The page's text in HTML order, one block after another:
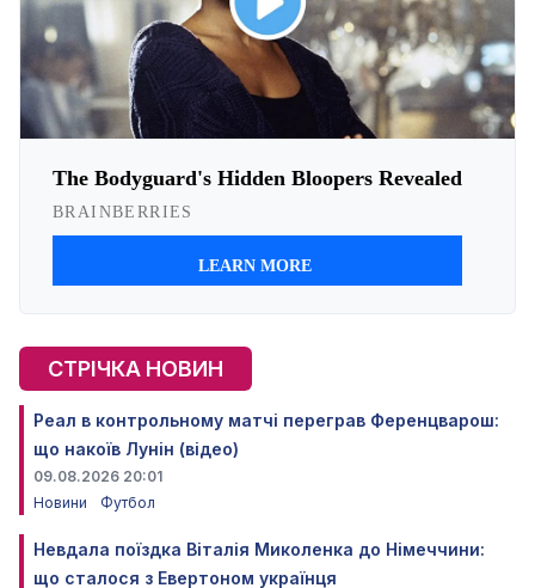
СТРІЧКА НОВИН
Реал в контрольному матчі переграв Ференцварош:
що накоїв Лунін (відео)
09.08.2026 20:01
Новини
Футбол
Невдала поїздка Віталія Миколенка до Німеччини:
що сталося з Евертоном українця